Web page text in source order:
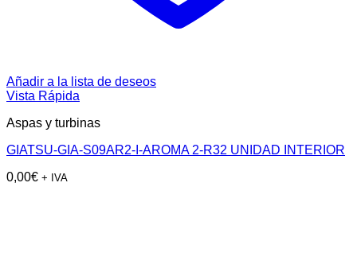
Añadir a la lista de deseos
Vista Rápida
Aspas y turbinas
GIATSU-GIA-S09AR2-I-AROMA 2-R32 UNIDAD INTERIOR
0,00€ + IVA